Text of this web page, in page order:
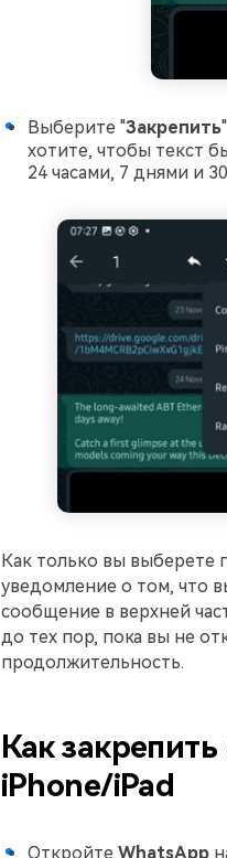
Выберите "Закрепить
хотите, чтобы текст
24 часами, 7 днями и
Как только вы выберете
уведомление о том, что
сообщение в верхней
до тех пор, пока вы не
продолжительность.
Как
iPhone/iPad
Откройте WhatsApp